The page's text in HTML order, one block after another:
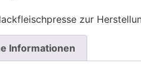
zur
Informationen